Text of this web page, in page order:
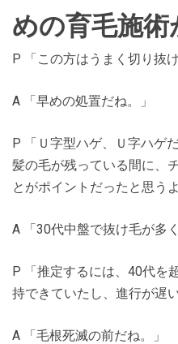
めの育毛施術
P 「この方はうまく切り抜
A 「早めの処置だね。」
P 「Ｕ字型ハゲ、Ｕ字ハゲ
髪の毛が残っている間に、
とがポイントだったと思うよ
A 「30代中盤で抜け毛が多
P 「推定するには、40代を
持できていたし、進行が遅い
A 「毛根死滅の前だね。」